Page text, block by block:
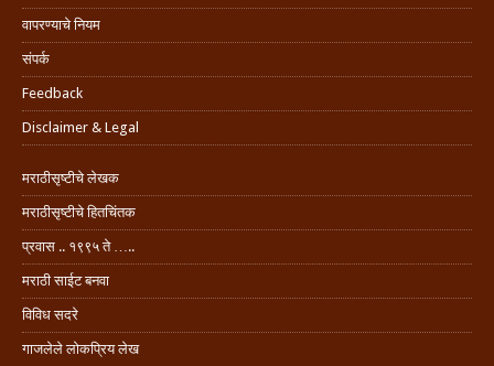
वापरण्याचे नियम
संपर्क
Feedback
Disclaimer & Legal
मराठीसृष्टीचे लेखक
मराठीसृष्टीचे हितचिंतक
प्रवास .. १९९५ ते …..
मराठी साईट बनवा
विविध सदरे
गाजलेले लोकप्रिय लेख